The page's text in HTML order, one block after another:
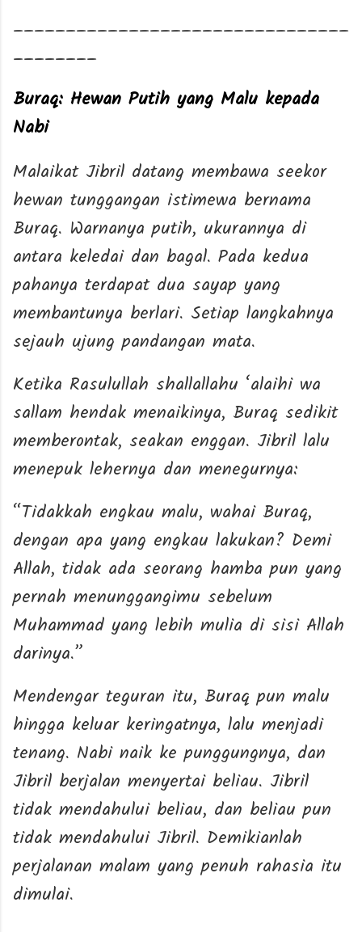
________________________________
________
Buraq: Hewan Putih yang Malu kepada
Nabi
Malaikat Jibril datang membawa seekor
hewan tunggangan istimewa bernama
Buraq. Warnanya putih, ukurannya di
antara keledai dan bagal. Pada kedua
pahanya terdapat dua sayap yang
membantunya berlari. Setiap langkahnya
sejauh ujung pandangan mata.
Ketika Rasulullah shallallahu ‘alaihi wa
sallam hendak menaikinya, Buraq sedikit
memberontak, seakan enggan. Jibril lalu
menepuk lehernya dan menegurnya:
“Tidakkah engkau malu, wahai Buraq,
dengan apa yang engkau lakukan? Demi
Allah, tidak ada seorang hamba pun yang
pernah menunggangimu sebelum
Muhammad yang lebih mulia di sisi Allah
darinya.”
Mendengar teguran itu, Buraq pun malu
hingga keluar keringatnya, lalu menjadi
tenang. Nabi naik ke punggungnya, dan
Jibril berjalan menyertai beliau. Jibril
tidak mendahului beliau, dan beliau pun
tidak mendahului Jibril. Demikianlah
perjalanan malam yang penuh rahasia itu
dimulai.